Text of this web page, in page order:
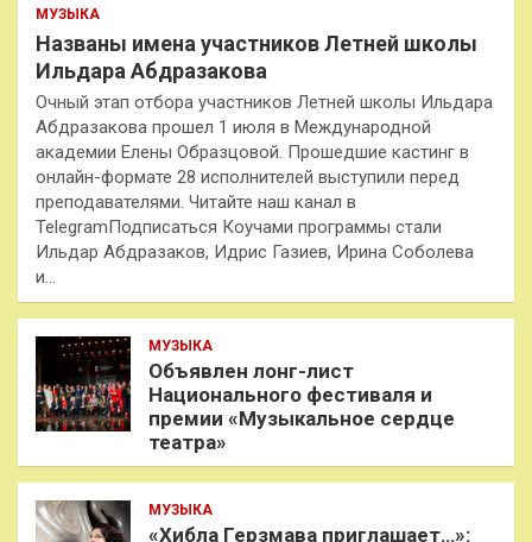
МУЗЫКА
Названы имена участников Летней школы
Ильдара Абдразакова
Очный этап отбора участников Летней школы Ильдара
Абдразакова прошел 1 июля в Международной
академии Елены Образцовой. Прошедшие кастинг в
онлайн-формате 28 исполнителей выступили перед
преподавателями. Читайте наш канал в
TelegramПодписаться Коучами программы стали
Ильдар Абдразаков, Идрис Газиев, Ирина Соболева
и…
МУЗЫКА
Объявлен лонг-лист
Национального фестиваля и
премии «Музыкальное сердце
театра»
МУЗЫКА
«Хибла Герзмава приглашает…»: